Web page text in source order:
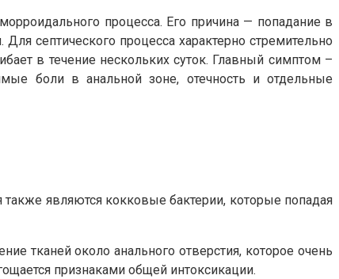
процесса. Его причина — попадание в
септического процесса характерно стремительно
в течение нескольких суток. Главный симптом –
боли в анальной зоне, отечность и отдельные
являются кокковые бактерии, которые попадая
тканей около анального отверстия, которое очень
признаками общей интоксикации.